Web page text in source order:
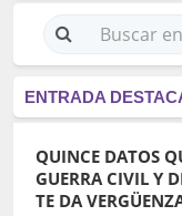
ENTRADA
QUINCE DATOS
GUERRA CIVIL Y
TE DA